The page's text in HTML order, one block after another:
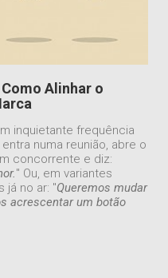
Alinhar o
inquietante frequência
numa reunião, abre o
concorrente e diz:
" Ou, em variantes
já no ar: "Queremos mudar
acrescentar um botão